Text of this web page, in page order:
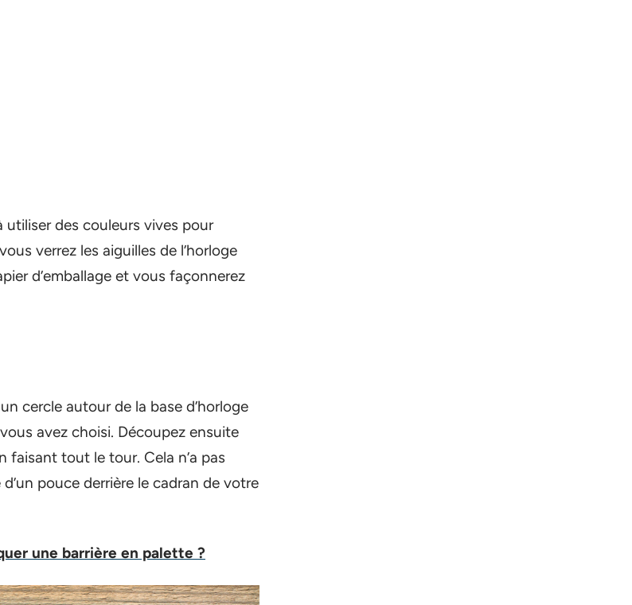
utiliser des couleurs vives pour
verrez les aiguilles de l’horloge
d’emballage et vous façonnerez
cercle autour de la base d’horloge
avez choisi. Découpez ensuite
faisant tout le tour. Cela n’a pas
pouce derrière le cadran de votre
une barrière en palette ?